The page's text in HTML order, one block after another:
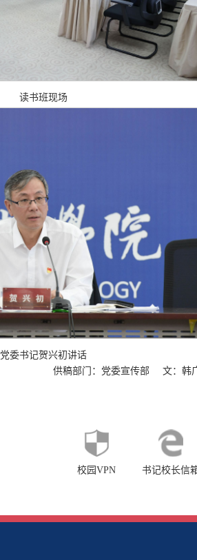
读书班现场
党委书记贺兴初讲话
供稿部门：党委宣传部
文：韩
校园VPN
书记校长信